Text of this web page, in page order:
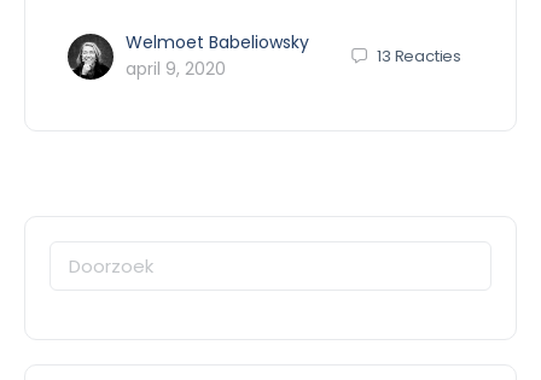
Welmoet Babeliowsky
april 9, 2020
13 Reacties